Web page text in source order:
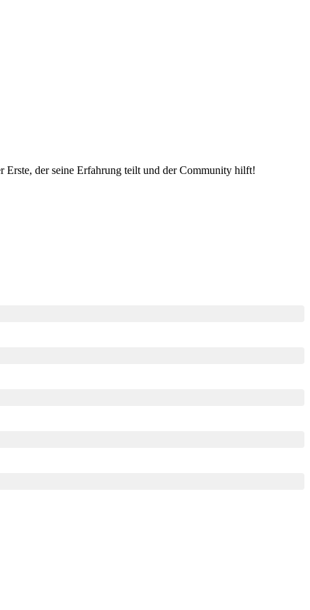
Erste, der seine Erfahrung teilt und der Community hilft!